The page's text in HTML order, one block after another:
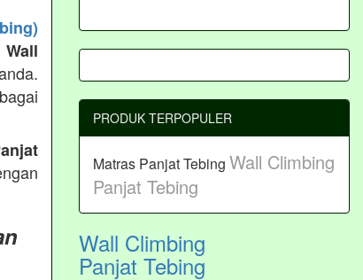
PRODUK TERPOPULER
Matras Panjat Tebing Wall Climbing
Panjat Tebing
Wall Climbing
Panjat Tebing